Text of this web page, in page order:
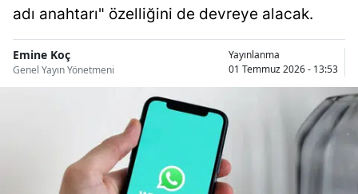
Bitlis
Burdur
Bursa
Çanakkale
Çankırı
adı anahtarı" özelliğini de devreye alacak.
Emine Koç
Genel Yayın Yönetmeni
Yayınlanma
01 Temmuz 2026 - 13:53